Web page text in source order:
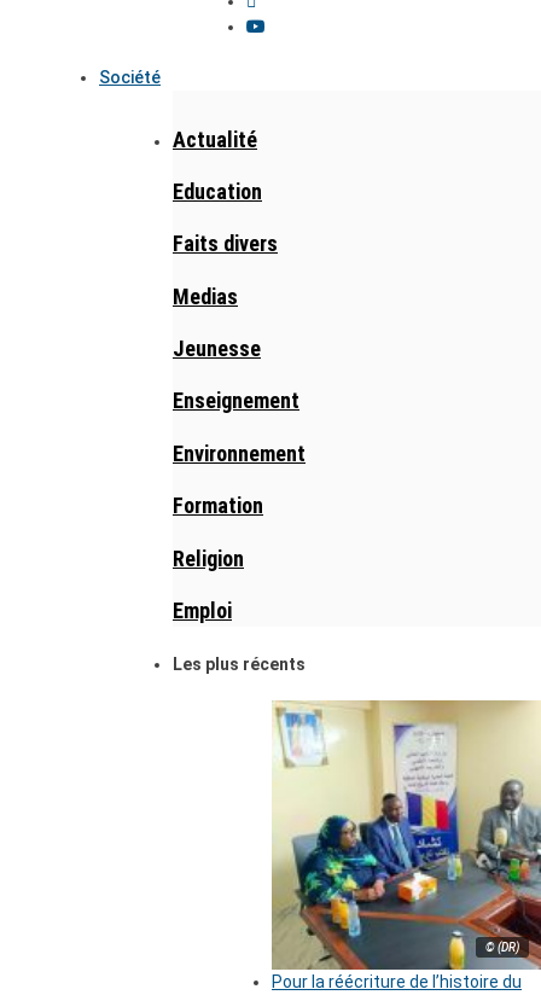
Société
Actualité
Education
Faits divers
Medias
Jeunesse
Enseignement
Environnement
Formation
Religion
Emploi
Les plus récents
© (DR)
Pour la réécriture de l’histoire du